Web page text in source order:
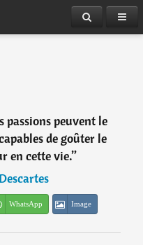
passions peuvent le
de goûter le
en cette vie.”
WhatsApp Image